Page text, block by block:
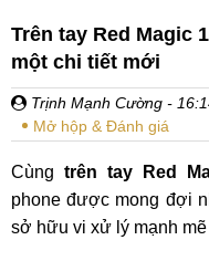
Trên tay Red Magic
một chi tiết mới
Trịnh Mạnh Cường -
Mở hộp & Đánh giá
Cùngtrên tay Red
phone được mong đợi
sở hữu vi xử lý mạnh